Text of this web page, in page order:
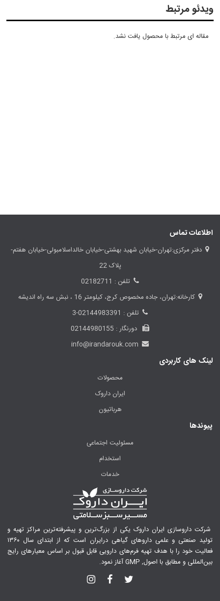
خود
را
درمان
کنید.
ویدئو مرتبط
مقاله ای مرتبط با محصول یافت نشد.
اطلاعات تماس
دفتر مرکزی:تهران-خیابان شهید بهشتی-خیابان خالداسلامبولی-خیابان هفتم-
پلاک 22
تلفن : 02182711
کارخانه:تهران، جاده مخصوص کرج، کیلومتر 16 ، نبش سه راه اندیشه
تلفن : 02144983391-3
دورنگار : 02144980155
info@irandarouk.com
لینک های کاربردی
محصولات
ایران داروک
هرباتیون
پیوندها
مسئولیت اجتماعی
استخدام
خدمات
شرکت داروسازی ایران داروک یکی از بزرگ‌ترین و پیشرفته‌ترین مراکز تهیه و
تولید صنعتی و علمی داروهای گیاهی درایران است که از ابتدای سال ۱۳۶۰
فعالیت خود را با هدف تهیه فرم‌های دارویی قابل قبول بر اساس معیارهای رایج
بین‌المللی و مطابق با اصول, GMP آغاز نمود.